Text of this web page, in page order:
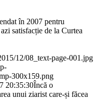
în 2007 pentru
satisfacție de la Curtea
12/08_text-page-001.jpg
300x159.png
20:35:30Încă o
unui ziarist care-și făcea